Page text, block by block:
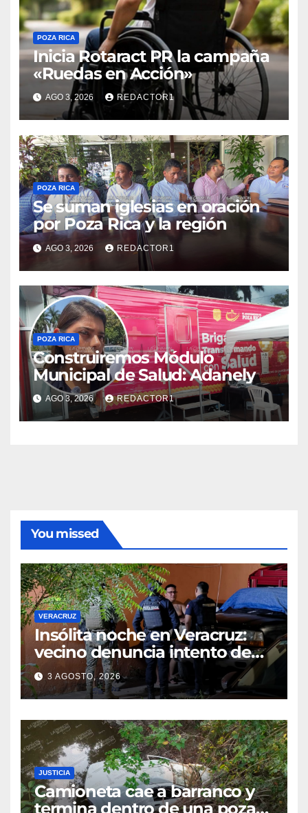
POZA RICA
Inicia Rotaract PR la campaña
«Ruedas en Acción»
AGO 3, 2026 REDACTOR1
POZA RICA
Se suman iglesias en oración
por Poza Rica y la región
AGO 3, 2026 REDACTOR1
POZA RICA
Construiremos Módulo
Municipal de Salud: Adanely
AGO 3, 2026 REDACTOR1
You missed
VERACRUZ
Insólita noche en Veracruz:
vecino denuncia intento de
cateo tras viralizar video
captado por cámaras de
seguridad
3 AGOSTO, 2026
JUSTICIA
Camioneta cae a barranco y
termina dentro de una poza